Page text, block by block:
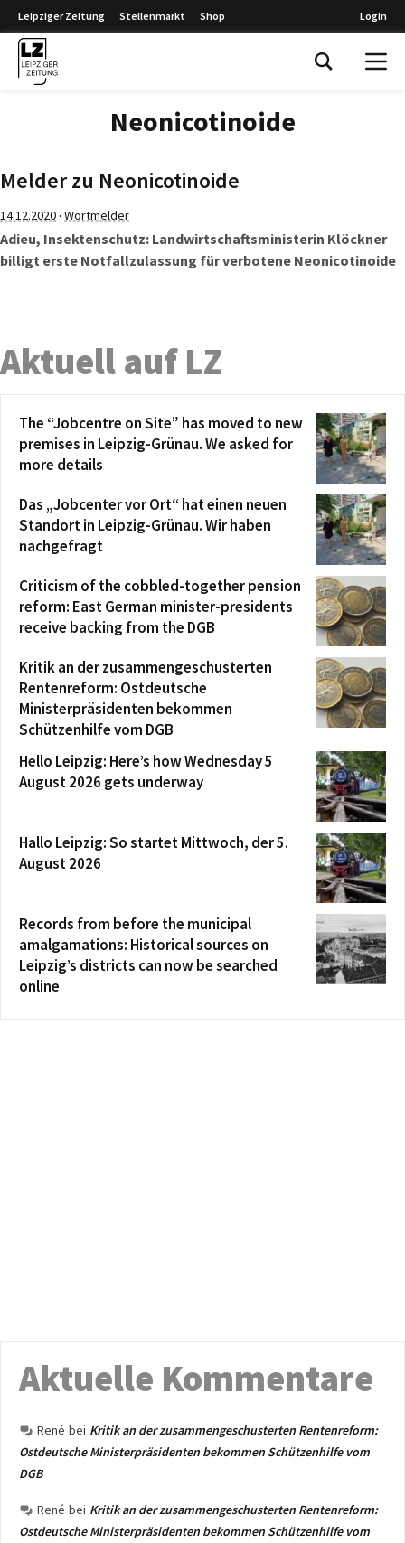
Leipziger Zeitung Stellenmarkt Shop Login
Neonicotinoide
Melder zu Neonicotinoide
14.12.2020· Wortmelder
Adieu, Insektenschutz: Landwirtschaftsministerin Klöckner
billigt erste Notfallzulassung für verbotene Neonicotinoide
Aktuell auf LZ
The “Jobcentre on Site” has moved to new
premises in Leipzig-Grünau. We asked for
more details
Das „Jobcenter vor Ort“ hat einen neuen
Standort in Leipzig-Grünau. Wir haben
nachgefragt
Criticism of the cobbled-together pension
reform: East German minister-presidents
receive backing from the DGB
Kritik an der zusammengeschusterten
Rentenreform: Ostdeutsche
Ministerpräsidenten bekommen
Schützenhilfe vom DGB
Hello Leipzig: Here’s how Wednesday 5
August 2026 gets underway
Hallo Leipzig: So startet Mittwoch, der 5.
August 2026
Records from before the municipal
amalgamations: Historical sources on
Leipzig’s districts can now be searched
online
Aktuelle Kommentare
René bei Kritik an der zusammengeschusterten Rentenreform:
Ostdeutsche Ministerpräsidenten bekommen Schützenhilfe vom
DGB
René bei Kritik an der zusammengeschusterten Rentenreform:
Ostdeutsche Ministerpräsidenten bekommen Schützenhilfe vom